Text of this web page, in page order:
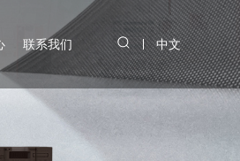
联系我们 中文